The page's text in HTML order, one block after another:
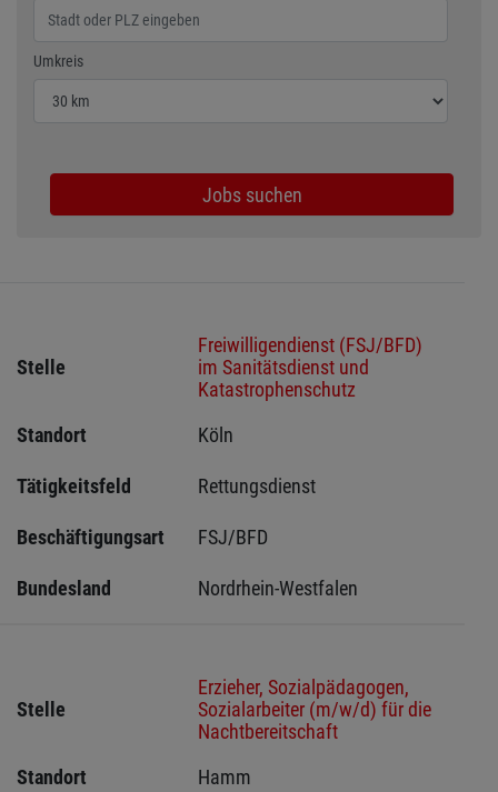
Umkreis
Wählen Sie den Umkreis für die Jobsuche
Jobs suchen
Stelle
Freiwilligendienst (FSJ/BFD)
im Sanitätsdienst und
Katastrophenschutz
Standort
Köln
Tätigkeitsfeld Rettungsdienst
Beschäftigungsart FSJ/BFD
Bundesland Nordrhein-Westfalen
Stelle
Erzieher, Sozialpädagogen,
Sozialarbeiter (m/w/d) für die
Nachtbereitschaft
Standort
Hamm